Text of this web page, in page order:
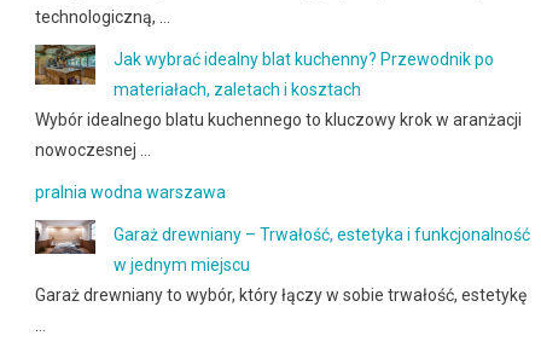
technologiczną, …
Jak wybrać idealny blat kuchenny? Przewodnik po
materiałach, zaletach i kosztach
Wybór idealnego blatu kuchennego to kluczowy krok w aranżacji
nowoczesnej …
pralnia wodna warszawa
Garaż drewniany – Trwałość, estetyka i funkcjonalność
w jednym miejscu
Garaż drewniany to wybór, który łączy w sobie trwałość, estetykę